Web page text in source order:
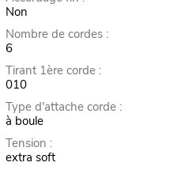
Non
Nombre de cordes :
6
Tirant 1ère corde :
010
Type d'attache corde :
à boule
Tension :
extra soft